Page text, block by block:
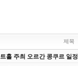
제목
홀 주최 오르간 콩쿠르 일정